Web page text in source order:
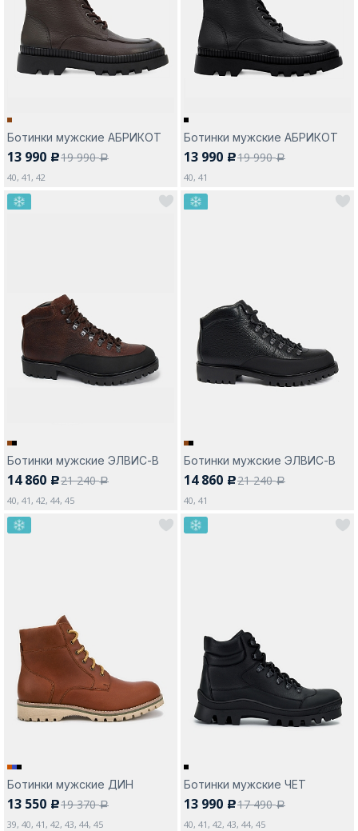
Ботинки мужские АБРИКОТ
13 990 c19 990a
40, 41, 42
Ботинки мужские АБРИКОТ
13 990 c19 990a
40, 41
Ботинки мужские ЭЛВИС-В
14 860 c21 240a
40, 41, 42, 44, 45
Ботинки мужские ЭЛВИС-В
14 860 c21 240a
40, 41
Ботинки мужские ДИН
13 550 c19 370a
39, 40, 41, 42, 43, 44, 45
Ботинки мужские ЧЕТ
13 990 c17 490a
40, 41, 42, 43, 44, 45